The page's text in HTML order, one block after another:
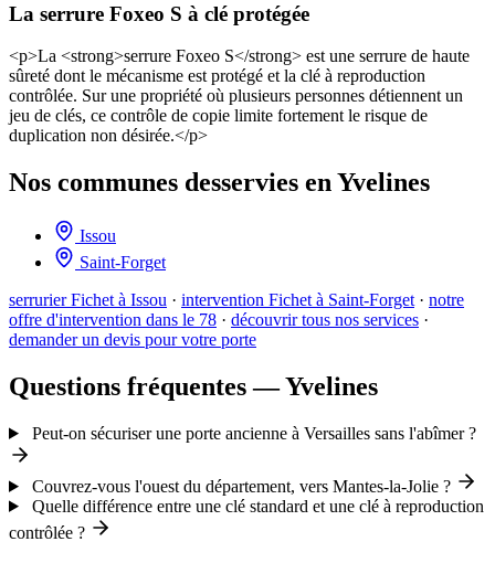
La serrure Foxeo S à clé protégée
<p>La <strong>serrure Foxeo S</strong> est une serrure de haute
sûreté dont le mécanisme est protégé et la clé à reproduction
contrôlée. Sur une propriété où plusieurs personnes détiennent un
jeu de clés, ce contrôle de copie limite fortement le risque de
duplication non désirée.</p>
Nos communes desservies en Yvelines
Issou
Saint-Forget
serrurier Fichet à Issou · intervention Fichet à Saint-Forget · notre
offre d'intervention dans le 78 · découvrir tous nos services ·
demander un devis pour votre porte
Questions fréquentes — Yvelines
Peut-on sécuriser une porte ancienne à Versailles sans l'abîmer ?
Couvrez-vous l'ouest du département, vers Mantes-la-Jolie ?
Quelle différence entre une clé standard et une clé à reproduction
contrôlée ?